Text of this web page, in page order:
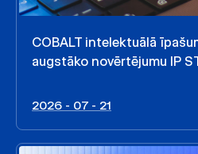
COBALT intelektuālā
augstāko novērtējumu IP
2026 - 07 - 21